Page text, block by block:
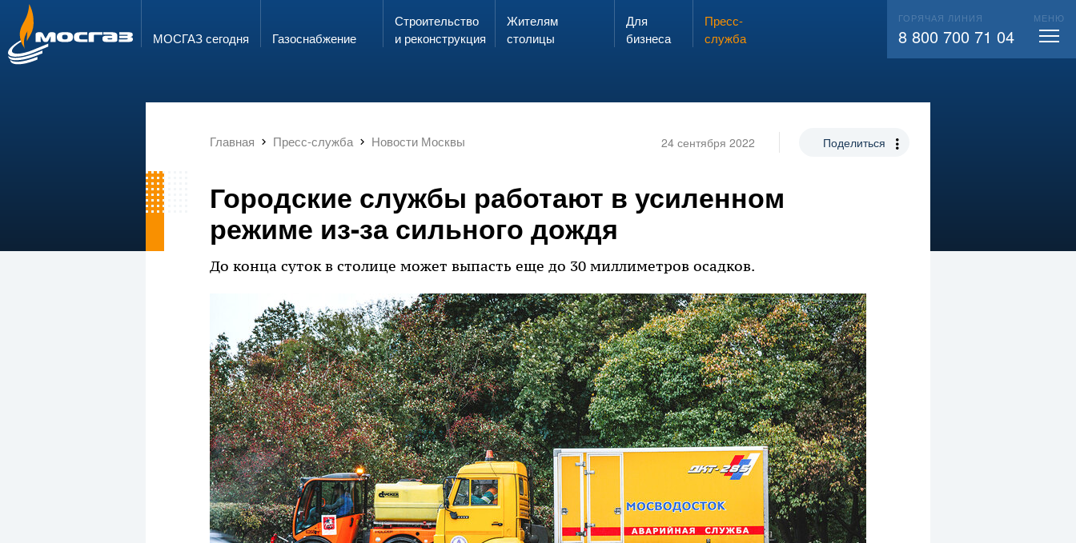
Запах газа?
ЗВОНИ 104 ВЫЗВАТЬ СЛЕСАРЯ
ГОРЯЧАЯ ЛИНИЯ
8 800 700 71 04 info@mos-gaz.ru
МОСГАЗ сегодня Газо­снабжение
Строительство
и реконструкция
Жителям
столицы
Для
бизнеса
Пресс-
служба
ГОРЯЧАЯ ЛИНИЯ
8 800 700 71 04
МЕНЮ
Главная Пресс-служба Новости Москвы 24 сентября 2022 Поделиться
Городские службы работают в усиленном
режиме из-за сильного дождя
До конца суток в столице может выпасть еще до 30 миллиметров осадков.